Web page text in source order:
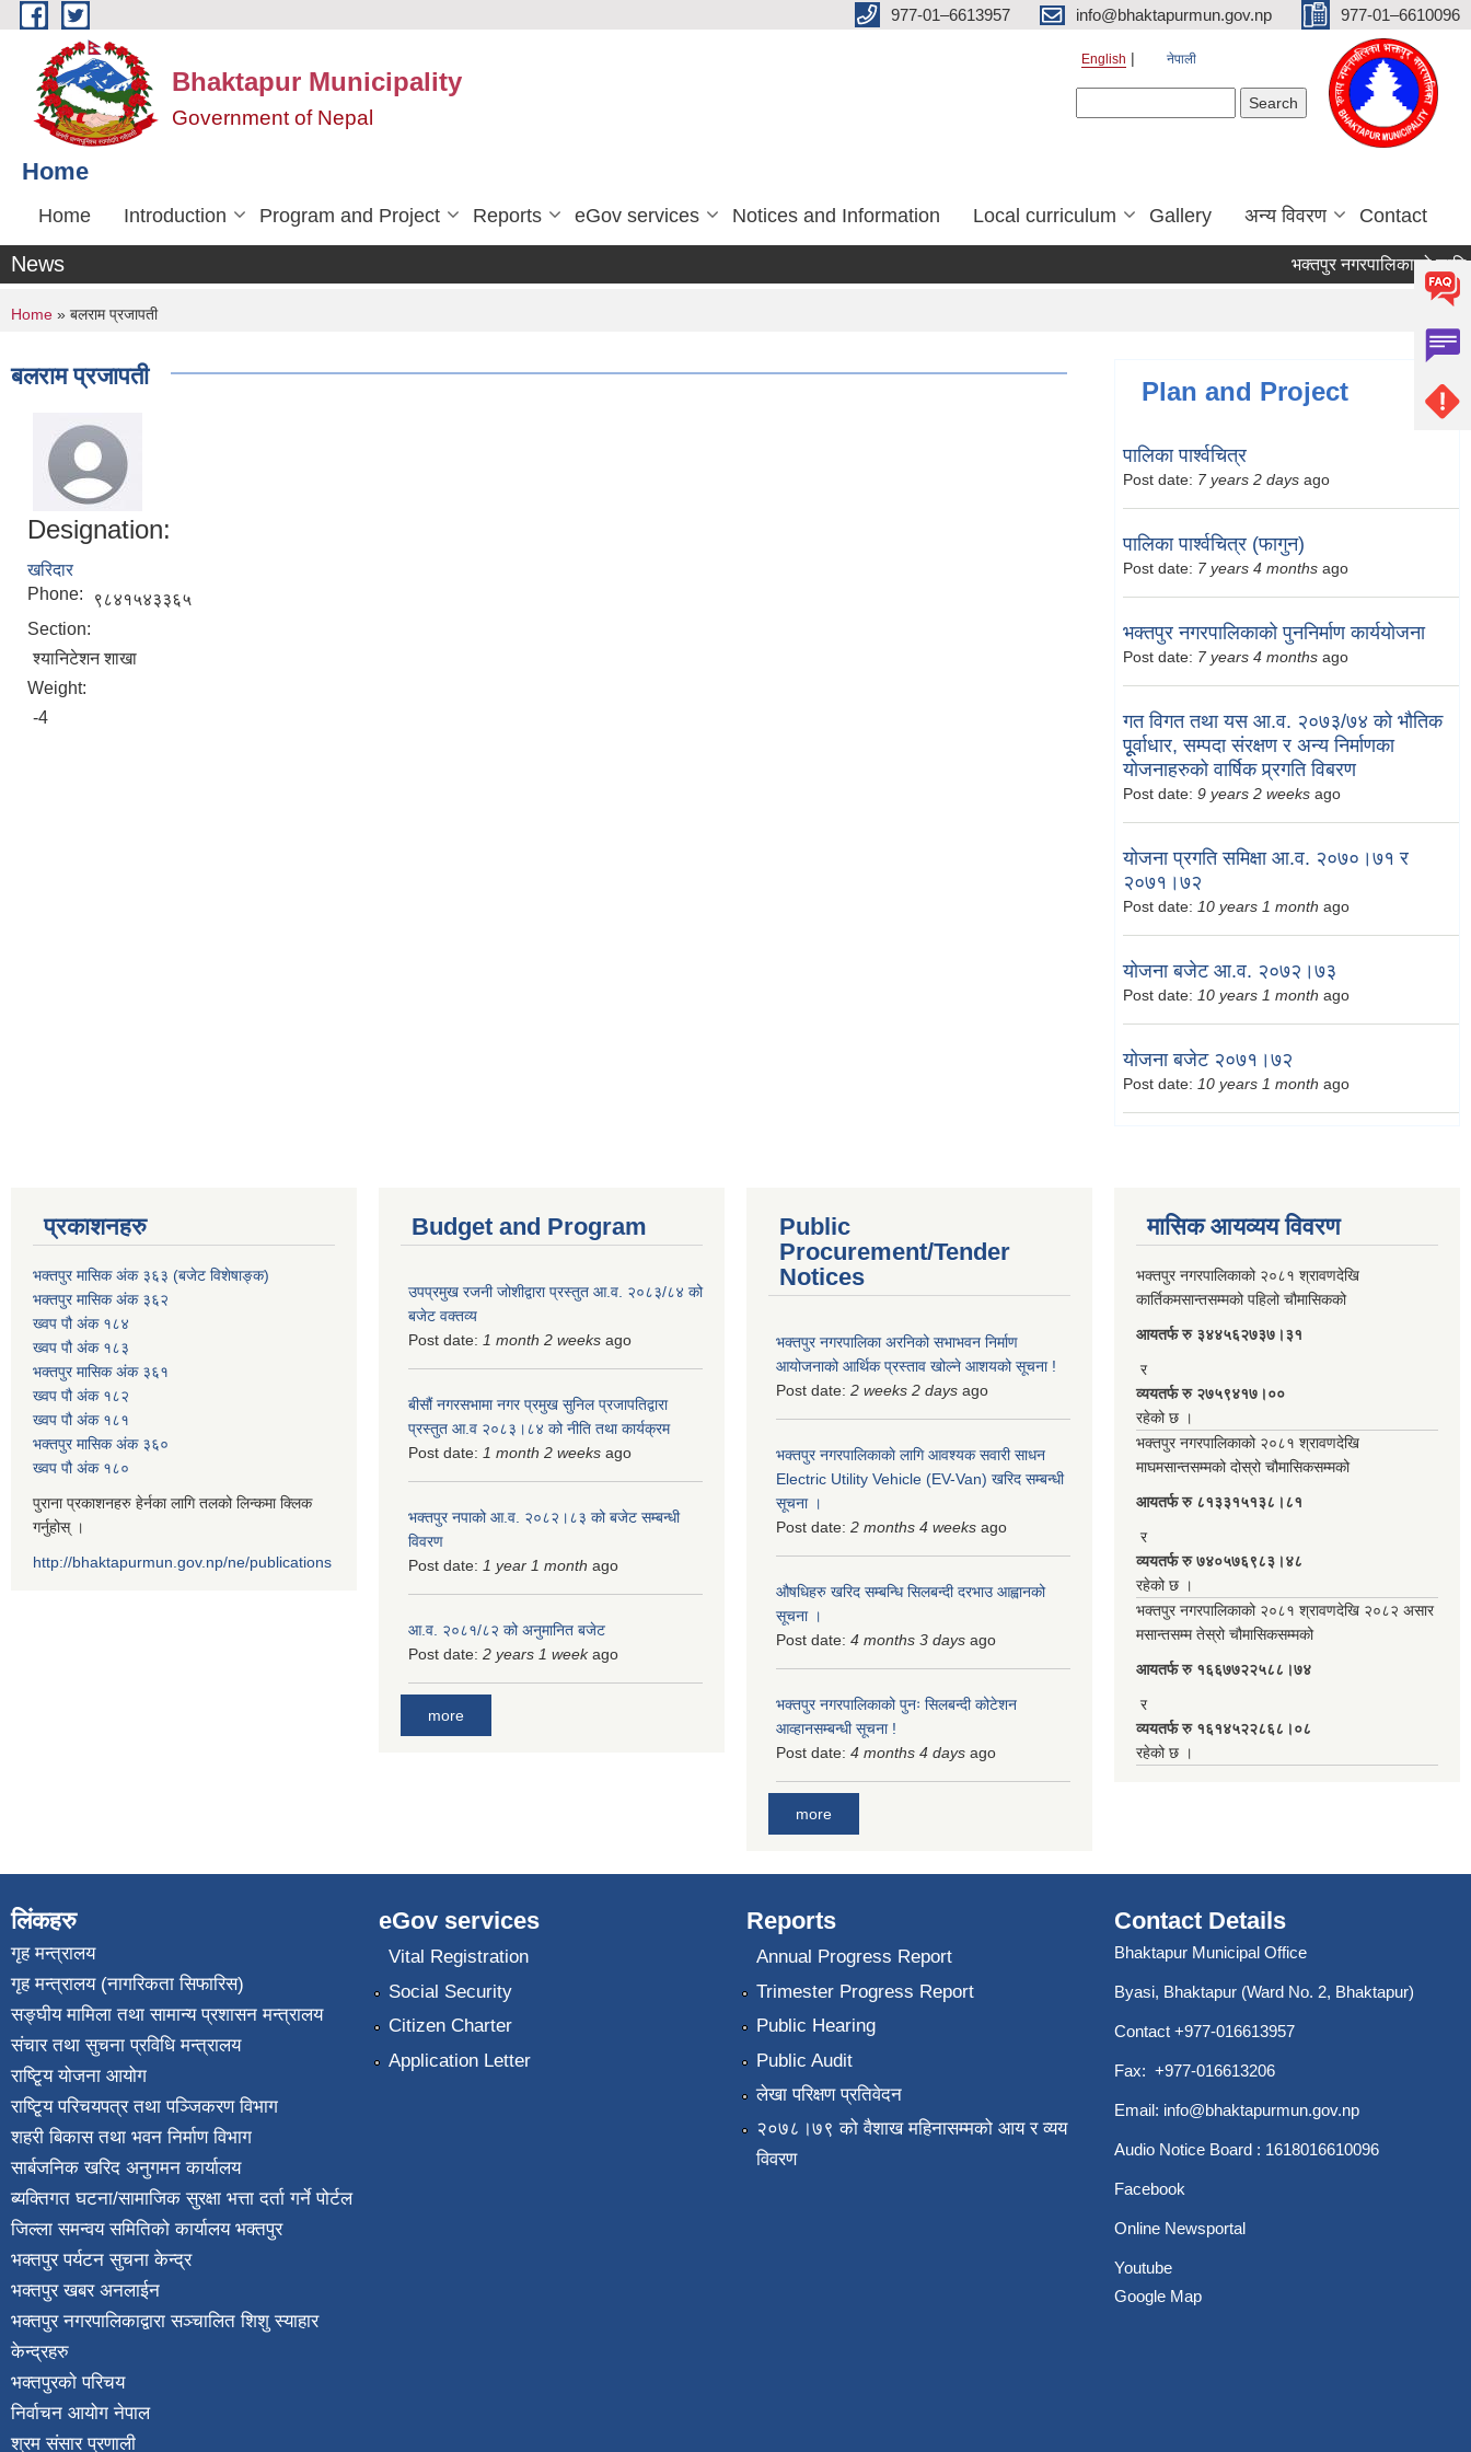
Skip to main content 977-01–6613957 info@bhaktapurmun.gov.np 977-01–6610096
Bhaktapur Municipality
Government of Nepal
English नेपाली
Home
Home Introduction Program and Project Reports eGov services Notices and Information Local curriculum Gallery अन्य विवरण Contact
News भक्तपुर नगरपालिकाको लागि
You are here
Home » बलराम प्रजापती
बलराम प्रजापती
Designation:
खरिदार
Phone:
९८४१५४३३६५
Section:
श्यानिटेशन शाखा
Weight:
-4
Plan and Project
पालिका पार्श्वचित्र
Post date: 7 years 2 days ago
पालिका पार्श्वचित्र (फागुन)
Post date: 7 years 4 months ago
भक्तपुर नगरपालिकाको पुननिर्माण कार्ययोजना
Post date: 7 years 4 months ago
गत विगत तथा यस आ.व. २०७३/७४ को भौतिक
पूूर्वाधार, सम्पदा संरक्षण र अन्य निर्माणका
योजनाहरुको वार्षिक प्र्रगति विबरण
Post date: 9 years 2 weeks ago
योजना प्रगति समिक्षा आ.व. २०७०।७१ र
२०७१।७२
Post date: 10 years 1 month ago
योजना बजेट आ.व. २०७२।७३
Post date: 10 years 1 month ago
योजना बजेट २०७१।७२
Post date: 10 years 1 month ago
प्रकाशनहरु
भक्तपुर मासिक अंक ३६३ (बजेट विशेषाङ्क)
भक्तपुर मासिक अंक ३६२
ख्वप पौ अंक १८४
ख्वप पौ अंक १८३
भक्तपुर मासिक अंक ३६१
ख्वप पौ अंक १८२
ख्वप पौ अंक १८१
भक्तपुर मासिक अंक ३६०
ख्वप पौ अंक १८०
पुराना प्रकाशनहरु हेर्नका लागि तलको लिन्कमा क्लिक
गर्नुहोस् ।
http://bhaktapurmun.gov.np/ne/publications
Budget and Program
उपप्रमुख रजनी जोशीद्वारा प्रस्तुत आ.व. २०८३/८४ को
बजेट वक्तव्य
Post date: 1 month 2 weeks ago
बीसौं नगरसभामा नगर प्रमुख सुनिल प्रजापतिद्वारा
प्रस्तुत आ.व‍ २०८३।८४ को नीति तथा कार्यक्रम
Post date: 1 month 2 weeks ago
भक्तपुर नपाको आ.व. २०८२।८३ को बजेट सम्बन्धी
विवरण
Post date: 1 year 1 month ago
आ.व. २०८१/८२ को अनुमानित बजेट
Post date: 2 years 1 weekago
more
Public
Procurement/Tender
Notices
भक्तपुर नगरपालिका अरनिको सभाभवन निर्माण
आयोजनाको आर्थिक प्रस्ताव खोल्ने आशयको सूचना !
Post date: 2 weeks 2 days ago
भक्तपुर नगरपालिकाकाे लागि आवश्यक सवारी साधन
Electric Utility Vehicle (EV-Van) खरिद सम्बन्धी
सूचना ।
Post date: 2 months 4 weeks ago
औषधिहरु खरिद सम्बन्धि सिलबन्दी दरभाउ आह्वानको
सूचना ।
Post date: 4 months 3 days ago
भक्तपुर नगरपालिकाको पुनः सिलबन्दी कोटेशन
आव्हानसम्बन्धी सूचना !
Post date: 4 months 4 days ago
more
मासिक आयव्यय विवरण
भक्तपुर नगरपालिकाको २०८१ श्रावणदेखि
कार्तिकमसान्तसम्मको पहिलो चौमासिकको
आयतर्फ रु‌ ३४४५६२७३७।३१
र
व्ययतर्फ रु २७५९४१७।००
रहेको छ ।
भक्तपुर नगरपालिकाको २०८१ श्रावणदेखि
माघमसान्तसम्मको दोस्रो चौमासिकसम्मको
आयतर्फ रु‌ ८१३३१५१३८।८१
र
व्ययतर्फ रु ७४०५७६९८३।४८
रहेको छ ।
भक्तपुर नगरपालिकाको २०८१ श्रावणदेखि २०८२ असार
मसान्तसम्म तेस्रो चौमासिकसम्मको
आयतर्फ रु‌ १६६७७२२५८८।७४
र
व्ययतर्फ रु १६१४५२२८६८।०८
रहेको छ ।
लिंकहरु
गृह मन्त्रालय
गृह मन्त्रालय (नागरिकता सिफारिस)
सङ्घीय मामिला तथा सामान्य प्रशासन मन्त्रालय
संचार तथा सुचना प्रविधि मन्त्रालय
राष्टि्ृय योजना आयोग
राष्टि्ृय परिचयपत्र तथा पञ्जिकरण विभाग
शहरी बिकास तथा भवन निर्माण विभाग
सार्बजनिक खरिद अनुगमन कार्यालय
ब्यक्तिगत घटना/सामाजिक सुरक्षा भत्ता दर्ता गर्ने पोर्टल
जिल्ला समन्वय समितिको कार्यालय भक्तपुर
भक्तपुर पर्यटन सुचना केन्द्र
भक्तपुर खबर अनलाईन
भक्तपुर नगरपालिकाद्वारा सञ्चालित शिशु स्याहार
केन्द्रहरु
भक्तपुरकाे परिचय
निर्वाचन आयोग नेपाल
श्रम संसार प्रणाली
eGov services
Vital Registration
Social Security
Citizen Charter
Application Letter
Reports
Annual Progress Report
Trimester Progress Report
Public Hearing
Public Audit
लेखा परिक्षण प्रतिवेदन
२०७८।७९ को वैशाख महिनासम्मको आय र व्यय
विवरण
Contact Details
Bhaktapur Municipal Office
Byasi, Bhaktapur (Ward No. 2, Bhaktapur)
Contact +977-016613957
Fax: +977-016613206
Email: info@bhaktapurmun.gov.np
Audio Notice Board : 1618016610096
Facebook
Online Newsportal
Youtube
Google Map